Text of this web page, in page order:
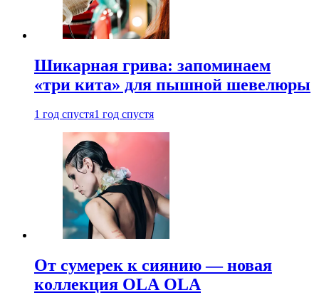
Шикарная грива: запоминаем
«три кита» для пышной шевелюры
1 год спустя1 год спустя
От сумерек к сиянию — новая
коллекция OLA OLA